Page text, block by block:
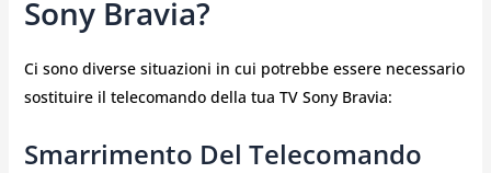
Sony Bravia?
Ci sono diverse situazioni in cui potrebbe essere necessario
sostituire il telecomando della tua TV Sony Bravia:
Smarrimento Del Telecomando